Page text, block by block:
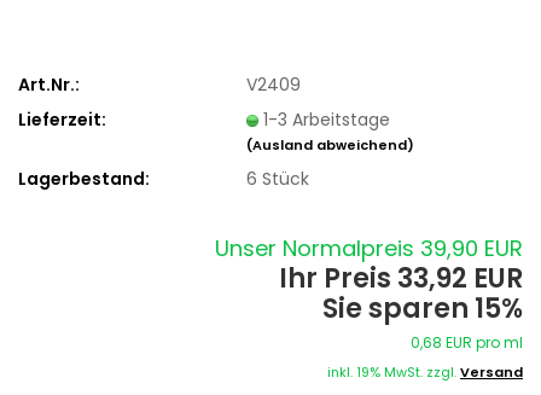
Art.Nr.:
V2409
Lieferzeit:
1-3 Arbeitstage
(Ausland abweichend)
Lagerbestand: 6Stück
Unser Normalpreis 39,90 EUR
Ihr Preis 33,92 EUR
Sie sparen 15%
0,68 EUR pro ml
inkl. 19% MwSt. zzgl.Versand